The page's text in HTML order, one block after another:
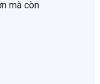
mà còn